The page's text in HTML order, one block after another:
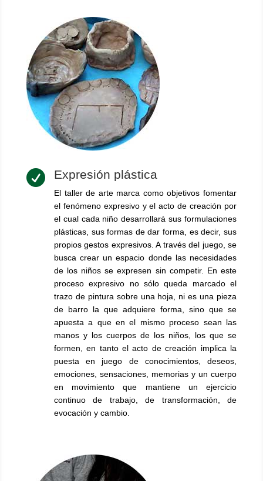
 Expresión plástica
El taller de arte marca como objetivos fomentar
el fenómeno expresivo y el acto de creación por
el cual cada niño desarrollará sus formulaciones
plásticas, sus formas de dar forma, es decir, sus
propios gestos expresivos. A través del juego, se
busca crear un espacio donde las necesidades
de los niños se expresen sin competir. En este
proceso expresivo no sólo queda marcado el
trazo de pintura sobre una hoja, ni es una pieza
de barro la que adquiere forma, sino que se
apuesta a que en el mismo proceso sean las
manos y los cuerpos de los niños, los que se
formen, en tanto el acto de creación implica la
puesta en juego de conocimientos, deseos,
emociones, sensaciones, memorias y un cuerpo
en movimiento que mantiene un ejercicio
continuo de trabajo, de transformación, de
evocación y cambio.